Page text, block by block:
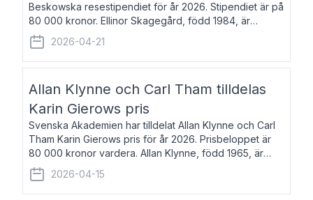
Beskowska resestipendiet för år 2026. Stipendiet är på
80 000 kronor. Ellinor Skagegård, född 1984, är
författare, journalist och musiker. Hon skriver
återkommande för Svenska Dagbladet, Ups
2026-04-21
Allan Klynne och Carl Tham tilldelas
Karin Gierows pris
Svenska Akademien har tilldelat Allan Klynne och Carl
Tham Karin Gierows pris för år 2026. Prisbeloppet är
80 000 kronor vardera. Allan Klynne, född 1965, är
arkeolog, författare, översättare och fil.dr i antikens
kultur och samhällsliv. Ut
2026-04-15